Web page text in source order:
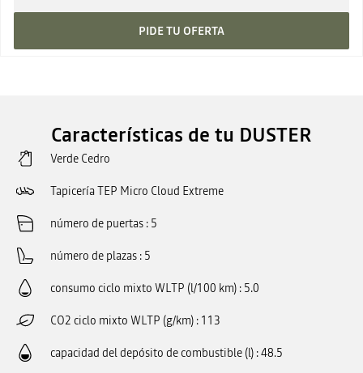
PIDE TU OFERTA
Características de tu DUSTER
Verde Cedro
Tapicería TEP Micro Cloud Extreme
número de puertas 5
número de plazas 5
consumo ciclo mixto WLTP (l/100 km) 5.0
CO2 ciclo mixto WLTP (g/km) 113
capacidad del depósito de combustible (l) 48.5